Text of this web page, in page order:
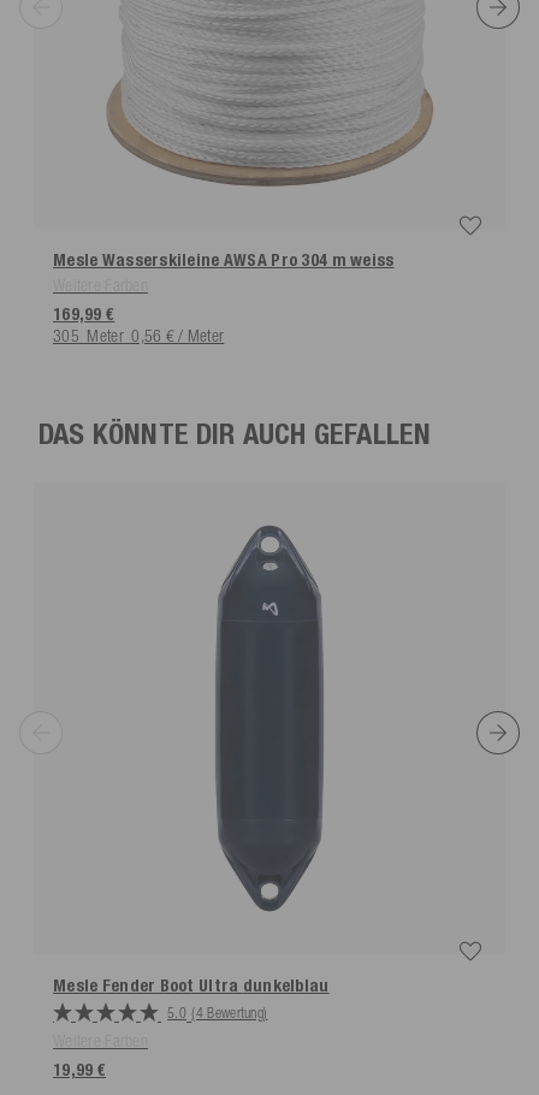
Mesle Wasserskileine AWSA Pro 304 mweiss
169,99 €
305 Meter 0,56 € / Meter
DAS KÖNNTE DIR AUCH GEFALLEN
Mesle Fender Boot Ultra dunkelblau
5.0 (4 Bewertung)
19,99 €